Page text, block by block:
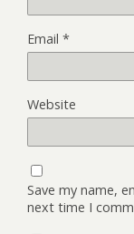
Email *
Website
Save my name,
next time I